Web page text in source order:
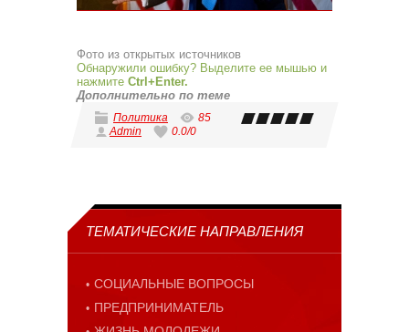
Фото из открытых источников
Обнаружили ошибку? Выделите ее мышью и
нажмите Ctrl+Enter.
Дополнительно по теме
Политика
85
Admin
0.0/0
ТЕМАТИЧЕСКИЕ НАПРАВЛЕНИЯ
СОЦИАЛЬНЫЕ ВОПРОСЫ
ПРЕДПРИНИМАТЕЛЬ